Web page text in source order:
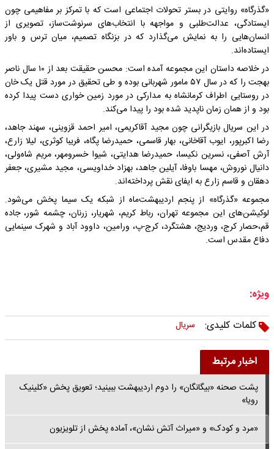
«گذرگاه» روایتی در بستر تحولات اجتماعی است که با تمرکز بر مفاهیمی چون
ایستادگی، عدالت‌طلبی و مواجهه با انتخاب‌های سرنوشت‌ساز، تصویری از
انسان‌هایی را به نمایش می‌گذارد که در بزنگاه تصمیم، میان ترس و باور
ایستاده‌اند.
در خلاصه داستان این مجموعه آمده است: محسن حقیقت بعد از ۱۰ سال ناصر
بهجت را که در سال ۵۷ مامور شهربانی بوده و طی تحقیق در مورد قتل یک خان
در روستایی اطراف کرمانشاه به مدارکی در مورد زمین خواری دست پیدا کرده
بود و از همان زمان ناپدید شده بود را پیدا می‌کند.
در این سریال بازیگرانی چون مجید آقاکریمی، امیر احمد قزوینی، سهند جاهد،
رضا اکبرپور، ایوب آقاخانی، بهار قاسمی، حمیدرضا پگاه، فریبا کوثری، لیلا زارع،
آرش آصفی، نسرین نکیسا، حمیدرضا هدایتی، شیوا خسرومهر، مریم شاه‌ولی،
دانیال نوروش، مهسا باوفا، آیلین جاهد، بهزاد خداویسی، مجید مشیری، جعفر
دهقان و قاسم زارع به ایفای نقش پرداخته‌اند.
مجموعه «گذرگاه» از پنجم اردیبهشت‌ماه از شبکه یک سیما پخش می‌شود.
لوکیشن‌های این مجموعه تهران، رباط کریم، شهریار، زرنان، چشمه شور، جاده
قم،حصار کرج، وردیج، هشتگرد، کرج-پ، ورامین، داوود آباد و شهرک سینمایی
دفاع مقدس است‌.
ویژه:
کلمات کلیدی:
سریال
اخبار مرتبط
پشت صحنه «بیگانگان» را دوم اردیبهشت ببینید؛ تعویق پخش «کلینیک
رویا»
«مرد و کودک» و «میراث آتش نشان»، آماده پخش از تلویزیون